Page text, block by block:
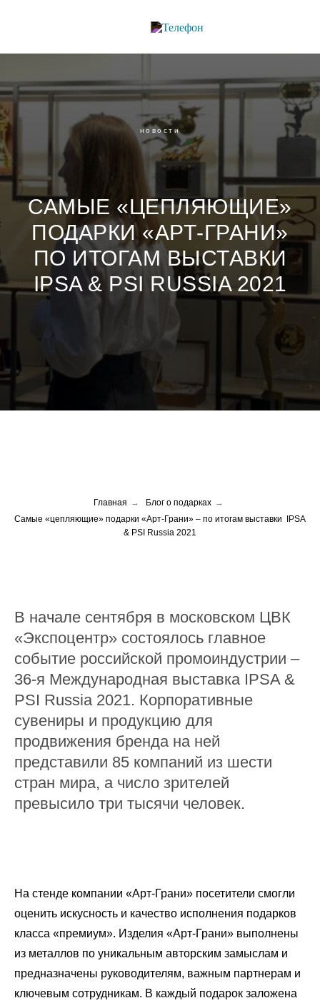
новости
САМЫЕ «ЦЕПЛЯЮЩИЕ»
ПОДАРКИ «АРТ-ГРАНИ»
ПО ИТОГАМ ВЫСТАВКИ
IPSA & PSI RUSSIA 2021
Главная → Блог о подарках →
Самые «цепляющие» подарки «Арт-Грани» – по итогам выставки IPSA
& PSI Russia 2021
В начале сентября в московском ЦВК
«Экспоцентр» состоялось главное
событие российской промоиндустрии –
36-я Международная выставка IPSA &
PSI Russia 2021. Корпоративные
сувениры и продукцию для
продвижения бренда на ней
представили 85 компаний из шести
стран мира, а число зрителей
превысило три тысячи человек.
На стенде компании «Арт-Грани» посетители смогли
оценить искусность и качество исполнения подарков
класса «премиум». Изделия «Арт-Грани» выполнены
из металлов по уникальным авторским замыслам и
предназначены руководителям, важным партнерам и
ключевым сотрудникам. В каждый подарок заложена